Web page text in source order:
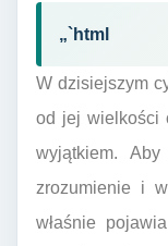
„`html
W dzisiejszym
od jej wielkości
wyjątkiem.
zrozumienie i
właśnie